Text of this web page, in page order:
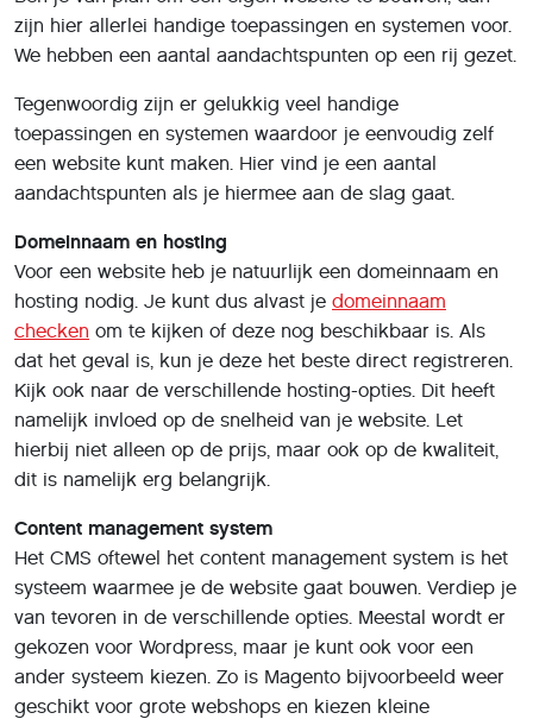
zijn hier allerlei handige toepassingen en systemen voor.
We hebben een aantal aandachtspunten op een rij gezet.
Tegenwoordig zijn er gelukkig veel handige
toepassingen en systemen waardoor je eenvoudig zelf
een website kunt maken. Hier vind je een aantal
aandachtspunten als je hiermee aan de slag gaat.
Domeinnaam en hosting
Voor een website heb je natuurlijk een domeinnaam en
hosting nodig. Je kunt dus alvast je domeinnaam
checken om te kijken of deze nog beschikbaar is. Als
dat het geval is, kun je deze het beste direct registreren.
Kijk ook naar de verschillende hosting-opties. Dit heeft
namelijk invloed op de snelheid van je website. Let
hierbij niet alleen op de prijs, maar ook op de kwaliteit,
dit is namelijk erg belangrijk.
Content management system
Het CMS oftewel het content management system is het
systeem waarmee je de website gaat bouwen. Verdiep je
van tevoren in de verschillende opties. Meestal wordt er
gekozen voor Wordpress, maar je kunt ook voor een
ander systeem kiezen. Zo is Magento bijvoorbeeld weer
geschikt voor grote webshops en kiezen kleine